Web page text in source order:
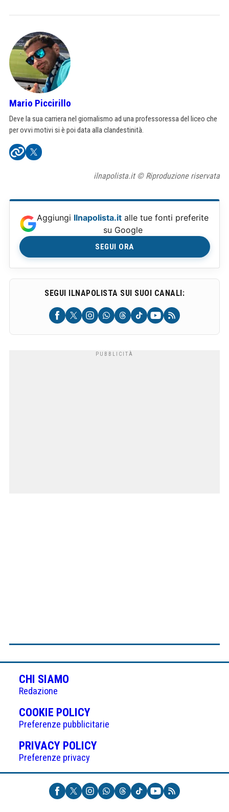
Mario Piccirillo
Deve la sua carriera nel giornalismo ad una professoressa del liceo che
per ovvi motivi si è poi data alla clandestinità.
ilnapolista.it © Riproduzione riservata
Aggiungi Ilnapolista.it alle tue fonti preferite
su Google
SEGUI ORA
SEGUI ILNAPOLISTA SUI SUOI CANALI:
CHI SIAMO
Redazione
COOKIE POLICY(APRE
IN
UNA
NUOVA
Preferenze pubblicitarie
PRIVACY POLICY(APRE
UNA
NUOVA
SCHEDA)
Preferenze privacy